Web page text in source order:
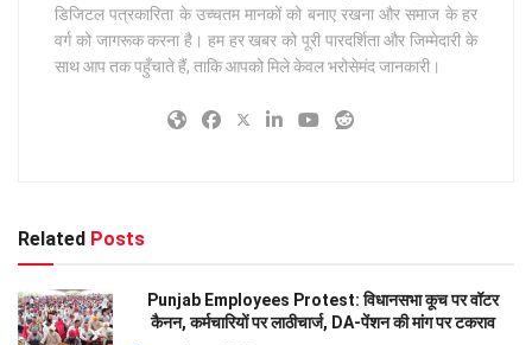
डिजिटल पत्रकारिता के उच्चतम मानकों को बनाए रखना और समाज के हर
वर्ग को जागरूक करना है। हम हर खबर को पूरी पारदर्शिता और जिम्मेदारी के
साथ आप तक पहुँचाते हैं, ताकि आपको मिले केवल भरोसेमंद जानकारी।
Related Posts
Punjab Employees Protest: विधानसभा कूच पर वॉटर
कैनन, कर्मचारियों पर लाठीचार्ज, DA-पेंशन की मांग पर टकराव